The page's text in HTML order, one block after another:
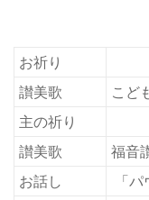
お祈り
讃美歌
こ
主の祈り
讃美歌
福
お話し
「